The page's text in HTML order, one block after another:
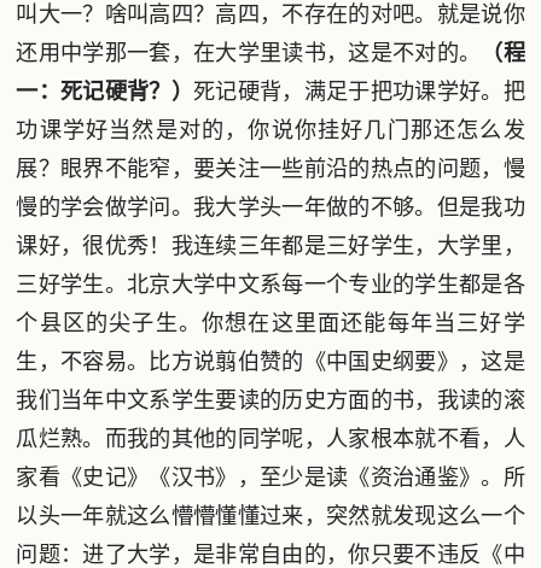
叫大一？啥叫高四？高四，不存在的对吧。就是说你
还用中学那一套，在大学里读书，这是不对的。
（程
一：死记硬背？） 死记硬背，满足于把功课学好。把
功课学好当然是对的，你说你挂好几门那还怎么发
展？眼界不能窄，要关注一些前沿的热点的问题，慢
慢的学会做学问。我大学头一年做的不够。但是我功
课好，很优秀！我连续三年都是三好学生，大学里，
三好学生。北京大学中文系每一个专业的学生都是各
个县区的尖子生。你想在这里面还能每年当三好学
生，不容易。比方说翦伯赞的《中国史纲要》，这是
我们当年中文系学生要读的历史方面的书，我读的滚
瓜烂熟。而我的其他的同学呢，人家根本就不看，人
家看《史记》《汉书》，至少是读《资治通鉴》。所
以头一年就这么懵懵懂懂过来，突然就发现这么一个
问题：进了大学，是非常自由的，你只要不违反《中